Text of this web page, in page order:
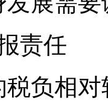
责任
相对